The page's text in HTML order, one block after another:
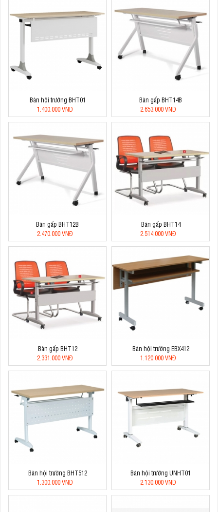
Bàn hội trường BHT01
1.400.000 VNĐ
Bàn gấp BHT14B
2.653.000 VNĐ
Bàn gấp BHT12B
2.470.000 VNĐ
Bàn gấp BHT14
2.514.000 VNĐ
Bàn gấp BHT12
2.331.000 VNĐ
Bàn hội trường EBX412
1.120.000 VNĐ
Bàn hội trường BHT512
1.300.000 VNĐ
Bàn hội trường UNHT01
2.130.000 VNĐ